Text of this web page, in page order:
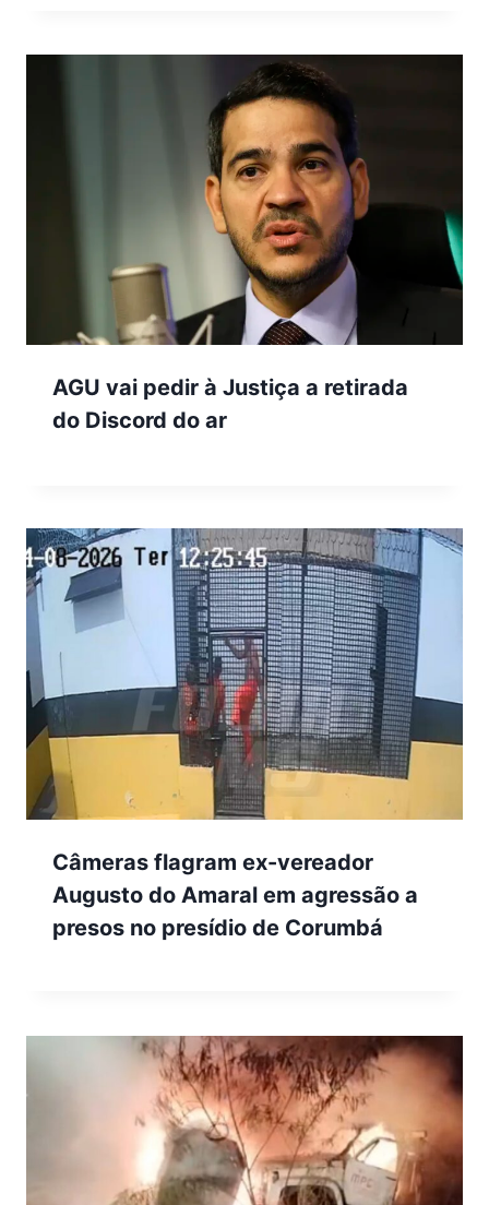
AGU vai pedir à Justiça a retirada
do Discord do ar
Câmeras flagram ex-vereador
Augusto do Amaral em agressão a
presos no presídio de Corumbá